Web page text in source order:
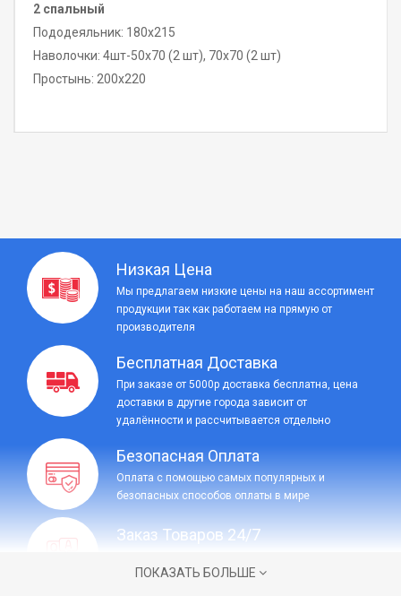
2 спальный
Пододеяльник: 180х215
Наволочки: 4шт-50х70 (2 шт), 70х70 (2 шт)
Простынь: 200х220
Низкая Цена
Мы предлагаем низкие цены на наш ассортимент
продукции так как работаем на прямую от
производителя
Бесплатная Доставка
При заказе от 5000р доставка бесплатна, цена
доставки в другие города зависит от
удалённости и рассчитывается отдельно
Безопасная Оплата
Оплата с помощью самых популярных и
безопасных способов оплаты в мире
Заказ Товаров 24/7
социальных сетях, без выходных.
ПОКАЗАТЬ БОЛЬШЕ